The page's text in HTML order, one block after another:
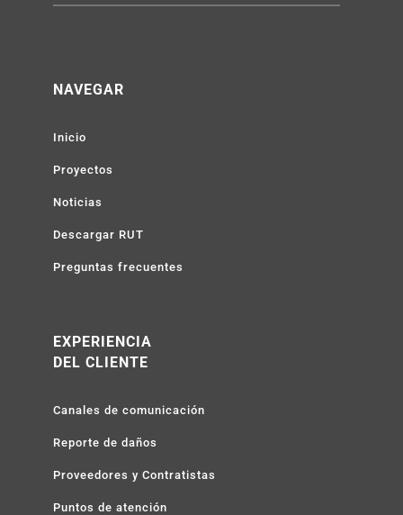
NAVEGAR
Inicio
Proyectos
Noticias
Descargar RUT
Preguntas frecuentes
EXPERIENCIA
DEL CLIENTE
Canales de comunicación
Reporte de daños
Proveedores y Contratistas
Puntos de atención